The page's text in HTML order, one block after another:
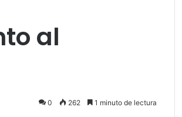
al
0 262 1 minuto de lectura